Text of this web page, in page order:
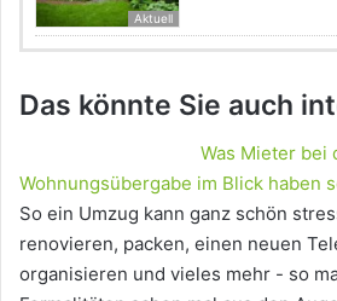
Aktuell
Das könnte Sie auch
Was Mieter bei
Wohnungsübergabe im Blick haben
So ein Umzug kann ganz schön
renovieren, packen, einen neuen
organisieren und vieles mehr - so